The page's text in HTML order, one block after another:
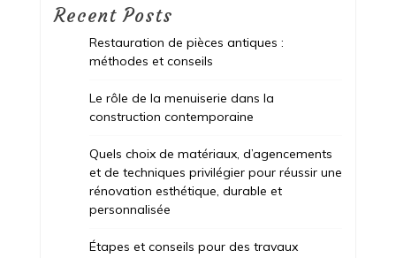
Recent Posts
Restauration de pièces antiques :
méthodes et conseils
Le rôle de la menuiserie dans la
construction contemporaine
Quels choix de matériaux, d’agencements
et de techniques privilégier pour réussir une
rénovation esthétique, durable et
personnalisée
Étapes et conseils pour des travaux